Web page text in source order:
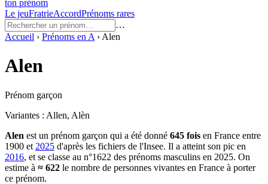
ton prénom
Le jeuFratrieAccordPrénoms rares
…
Accueil › Prénoms en A › Alen
Alen
Prénom garçon
Variantes : Allen, Alèn
Alen est un prénom garçon qui a été donné 645 fois en France entre
1900 et 2025 d'après les fichiers de l'Insee. Il a atteint son pic en
2016, et se classe au n°1622 des prénoms masculins en 2025. On
estime à ≈ 622 le nombre de personnes vivantes en France à porter
ce prénom.